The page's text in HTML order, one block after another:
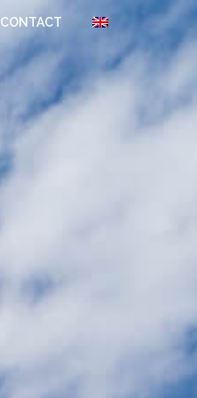
CONTACT